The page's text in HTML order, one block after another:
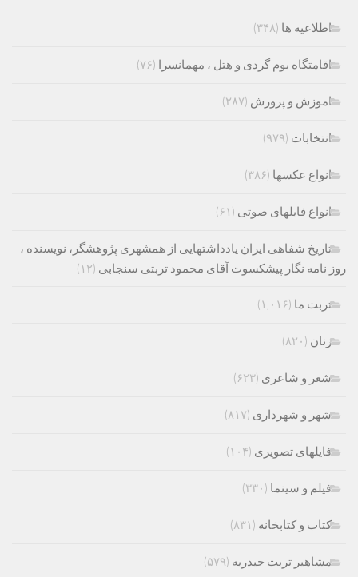
اطلاعیه ها (۳۴۸)
اقامتگاه بوم گردی و هتل ، مهمانسرا (۷۶)
اموزش و پرورش (۲۸۷)
انتخابات (۹۷۹)
انواع عکسها (۳۸۶)
انواع فایلهای صوتی (۶۱)
تاریخ شفاهی ایران یادداشتهایی از همشهری پژوهشگر، نویسنده ،
روز نامه نگار پیشکسوت آقای محمود تربتی سنجابی (۱۲)
تربت ما (۱,۰۱۶)
زنان (۸۲۰)
شعر و شاعری (۶۲۳)
شهر و شهرداری (۸۱۷)
فایلهای تصویری (۱۰۴)
فیلم و سینما (۳۳۰)
کتاب و کتابخانه (۸۳۱)
مشاهیر تربت حیدریه (۵۷۹)